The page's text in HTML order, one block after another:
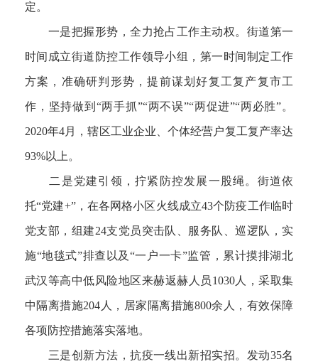
定。
一是把握形势，全力抢占工作主动权。街道第一
时间成立街道防控工作领导小组，第一时间制定工作
方案，准确研判形势，提前谋划好复工复产复市工
作，坚持做到“两手抓”“两不误”“两促进”“两必胜”。
2020年4月，辖区工业企业、个体经营户复工复产率达
93%以上。
二是党建引领，拧紧防控发展一股绳。街道依
托“党建+”，在各网格小区火线成立43个防疫工作临时
党支部，组建24支党员突击队、服务队、巡逻队，实
施“地毯式”排查以及“一户一卡”监管，累计摸排湖北
武汉等高中低风险地区来赫返赫人员1030人，采取集
中隔离措施204人，居家隔离措施800余人，有效保障
各项防控措施落实落地。
三是创新方法，抗疫一线出新招实招。发动35名